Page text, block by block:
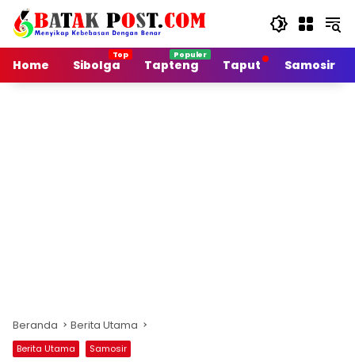
Langsung
konten
Home
Sibolga Tapteng Taput Samosir
Beranda Berita Utama
Berita Utama Samosir